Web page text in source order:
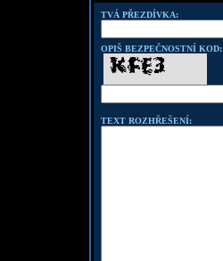
TVÁ PŘEZDÍVKA:
OPIŠ BEZPEČNOSTNÍ KOD:
TEXT ROZHŘEŠENÍ: